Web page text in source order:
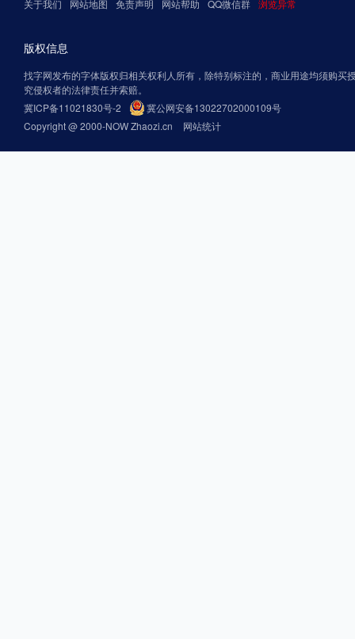
关于我们 网站地图 免责声明 网站帮助 QQ微信群 浏览异常
版权信息
找字网发布的字体版权归相关权利人所有，除特别标注的，商业用途均须购买
究侵权者的法律责任并索赔。
冀ICP备11021830号-2
冀公网安备13022702000109号
Copyright @ 2000-NOW Zhaozi.cn
网站统计